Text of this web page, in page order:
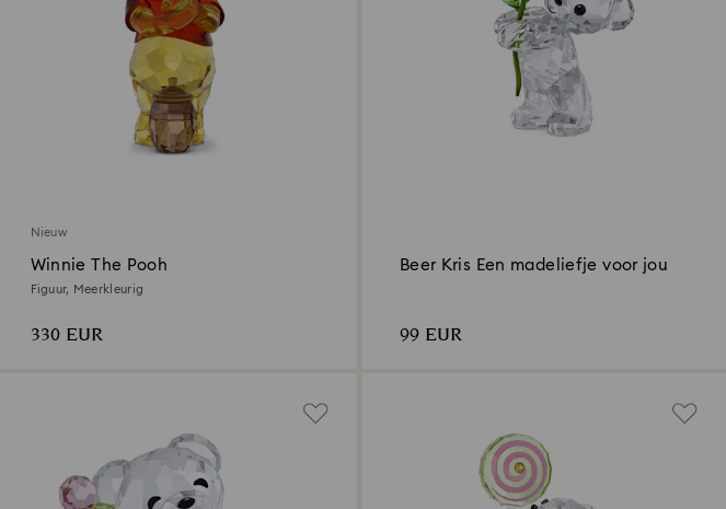
Nieuw
Winnie The Pooh
Figuur, Meerkleurig
330 EUR
Beer Kris Een madeliefje voor jou
99 EUR